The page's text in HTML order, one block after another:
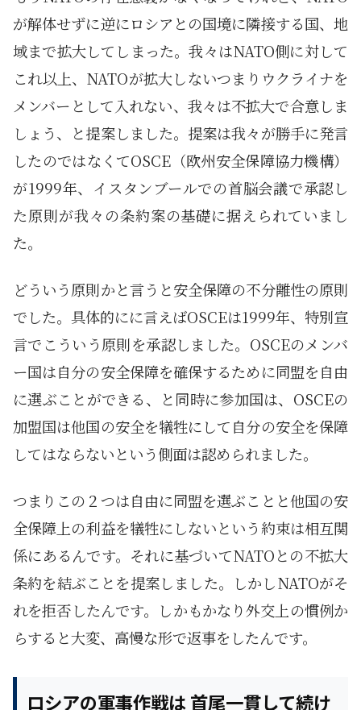
が解体せずに逆にロシアとの国境に隣接する国、地
域まで拡大してしまった。我々はNATO側に対して
これ以上、NATOが拡大しないつまりウクライナを
メンバーとして入れない、我々は不拡大で合意しま
しょう、と提案しました。提案は我々が勝手に発言
したのではなくてOSCE（欧州安全保障協力機構）
が1999年、イスタンブールでの首脳会議で承認し
た原則が我々の条約案の基礎に据えられていまし
た。
どういう原則かと言うと安全保障の不分離性の原則
でした。具体的にに言えばOSCEは1999年、特別宣
言でこういう原則を承認しました。OSCEのメンバ
ー国は自分の安全保障を確保するために同盟を自由
に選ぶことができる、と同時に参加国は、OSCEの
加盟国は他国の安全を犠牲にして自分の安全を保障
してはならないという側面は認められました。
つまりこの２つは自由に同盟を選ぶことと他国の安
全保障上の利益を犠牲にしないという約束は相互関
係にあるんです。それに基づいてNATOとの不拡大
条約を結ぶことを提案しました。しかしNATOがそ
れを拒否したんです。しかもかなり外交上の慣例か
らすると大変、高慢な形で返事をしたんです。
ロシアの軍事作戦は 首尾一貫して続け